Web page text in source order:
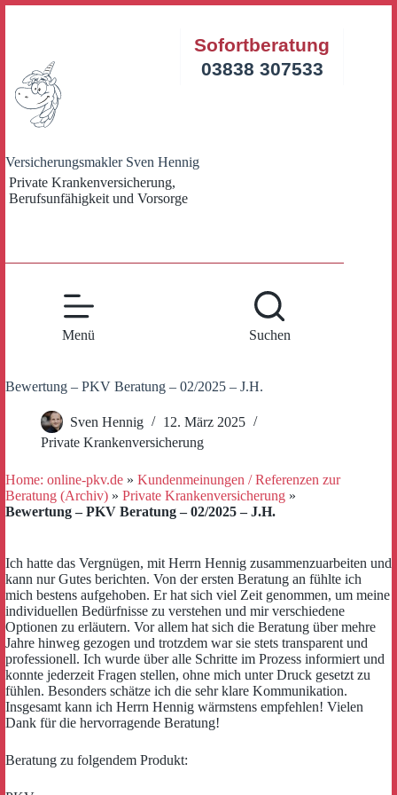
Versicherungsmakler Sven Hennig
Private Krankenversicherung,
Berufsunfähigkeit und Vorsorge
Sofortberatung
03838 307533
Menü Suchen
Bewertung – PKV Beratung – 02/2025 – J.H.
Sven Hennig
12. März 2025
Private Krankenversicherung
Home: online-pkv.de » Kundenmeinungen / Referenzen zur
Beratung (Archiv) » Private Krankenversicherung »
Bewertung – PKV Beratung – 02/2025 – J.H.
Ich hatte das Vergnügen, mit Herrn Hennig zusammenzuarbeiten und
kann nur Gutes berichten. Von der ersten Beratung an fühlte ich
mich bestens aufgehoben. Er hat sich viel Zeit genommen, um meine
individuellen Bedürfnisse zu verstehen und mir verschiedene
Optionen zu erläutern. Vor allem hat sich die Beratung über mehre
Jahre hinweg gezogen und trotzdem war sie stets transparent und
professionell. Ich wurde über alle Schritte im Prozess informiert und
konnte jederzeit Fragen stellen, ohne mich unter Druck gesetzt zu
fühlen. Besonders schätze ich die sehr klare Kommunikation.
Insgesamt kann ich Herrn Hennig wärmstens empfehlen! Vielen
Dank für die hervorragende Beratung!
Beratung zu folgendem Produkt: